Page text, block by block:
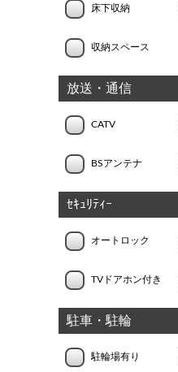
床下収納
収納スペース
放送・通信
CATV
BSアンテナ
ｾｷｭﾘﾃｨｰ
オートロック
TVドアホン付き
駐車・駐輪
駐輪場有り